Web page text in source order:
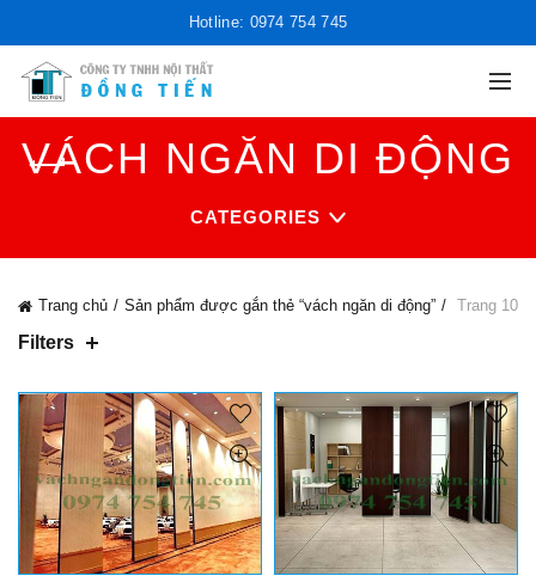
Hotline: 0974 754 745
VÁCH NGĂN DI ĐỘNG
CATEGORIES
Trang chủ Sản phẩm được gắn thẻ “vách ngăn di động” Trang 10
Filters